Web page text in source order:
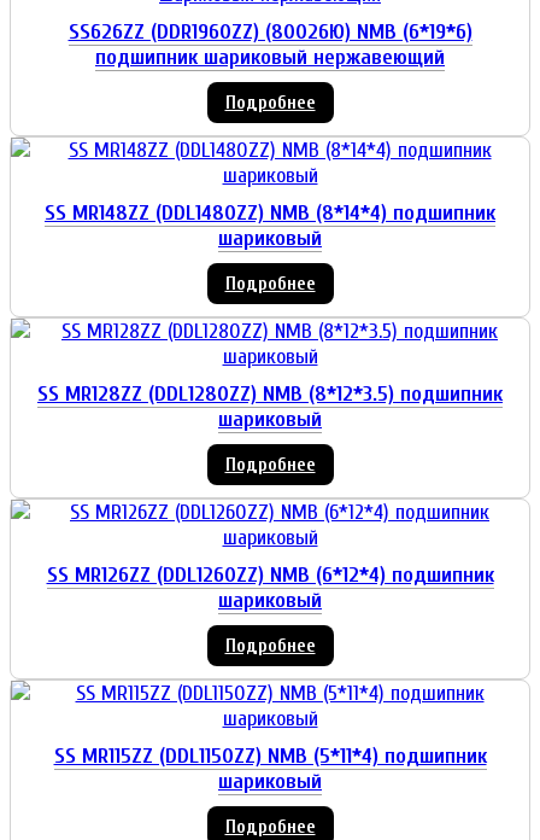
SS626ZZ (DDR1960ZZ) (80026Ю) NMB (6*19*6)
подшипник шариковый нержавеющий
Подробнее
SS MR148ZZ (DDL1480ZZ) NMB (8*14*4) подшипник
шариковый
Подробнее
SS MR128ZZ (DDL1280ZZ) NMB (8*12*3.5) подшипник
шариковый
Подробнее
SS MR126ZZ (DDL1260ZZ) NMB (6*12*4) подшипник
шариковый
Подробнее
SS MR115ZZ (DDL1150ZZ) NMB (5*11*4) подшипник
шариковый
Подробнее